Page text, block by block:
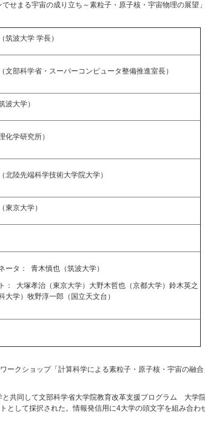
せまる宇宙の成り立ち～素粒子・原子核・宇宙物理の展望
筑波大学 学長）
文部科学省・スーパーコンピュータ整備推進室長）
波大学）
化学研究所）
北陸先端科学技術大学院大学）
東京大学）
ータ： 青木慎也（筑波大学）
： 大塚孝治（東京大学）大野木哲也（京都大学）鈴木英之
大学）牧野淳一郎（国立天文台）
クショップ「計算科学による素粒子・原子核・宇宙の融合
共同して文部科学省大学院教育改革支援プログラム 大学
して採択された。情報発信用に4大学の頭文字を組み合わ